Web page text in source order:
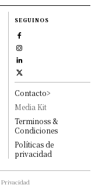
SEGUINOS
Contacto>
Media Kit
Terminoss &
Condiciones
Políticas de
privacidad